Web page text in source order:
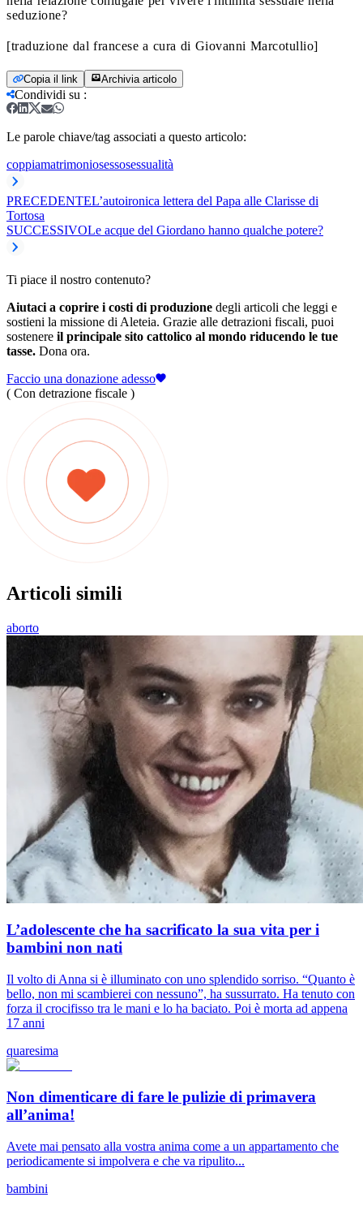
seduzione?
[traduzione dal francese a cura di Giovanni Marcotullio]
Copia il link Archivia articolo
Condividi su :
Le parole chiave/tag associati a questo articolo:
coppiamatrimoniosessosessualità
PRECEDENTEL’autoironica lettera del Papa alle Clarisse di
Tortosa
SUCCESSIVOLe acque del Giordano hanno qualche potere?
Ti piace il nostro contenuto?
Aiutaci a coprire i costi di produzione degli articoli che leggi e
sostieni la missione di Aleteia. Grazie alle detrazioni fiscali, puoi
sostenere il principale sito cattolico al mondo riducendo le tue
tasse. Dona ora.
Faccio una donazione adesso
( Con detrazione fiscale )
Articoli simili
aborto
L’adolescente che ha sacrificato la sua vita per i
bambini non nati
Il volto di Anna si è illuminato con uno splendido sorriso. “Quanto è
bello, non mi scambierei con nessuno”, ha sussurrato. Ha tenuto con
forza il crocifisso tra le mani e lo ha baciato. Poi è morta ad appena
17 anni
quaresima
Non dimenticare di fare le pulizie di primavera
all’anima!
Avete mai pensato alla vostra anima come a un appartamento che
periodicamente si impolvera e che va ripulito...
bambini